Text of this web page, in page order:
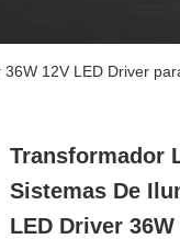
12V LED Driver
Transformador
Sistemas De
LED Driver